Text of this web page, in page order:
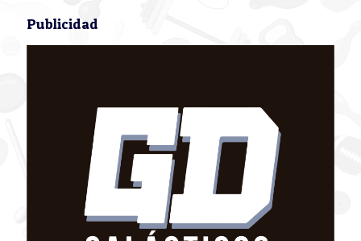
Publicidad